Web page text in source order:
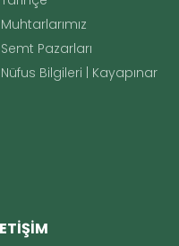
2026
Kararları
Muhtarlarımız
Semt Pazarları
Nüfus Bilgileri | Kayapınar